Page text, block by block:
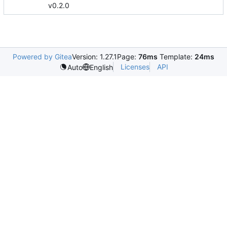
v0.2.0
Powered by GiteaVersion: 1.27.1Page: 76ms Template: 24ms
Auto
English Licenses API